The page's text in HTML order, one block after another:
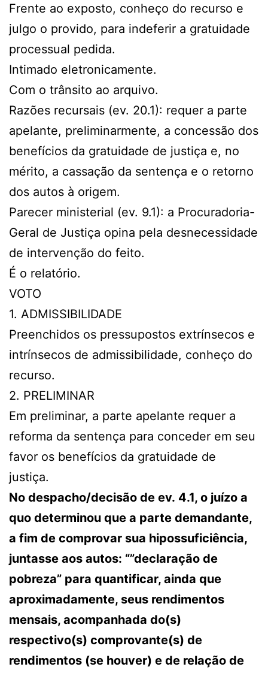
Frente ao exposto, conheço do recurso e
julgo o provido, para indeferir a gratuidade
processual pedida.
Intimado eletronicamente.
Com o trânsito ao arquivo.
Razões recursais (ev. 20.1): requer a parte
apelante, preliminarmente, a concessão dos
benefícios da gratuidade de justiça e, no
mérito, a cassação da sentença e o retorno
dos autos à origem.
Parecer ministerial (ev. 9.1): a Procuradoria-
Geral de Justiça opina pela desnecessidade
de intervenção do feito.
É o relatório.
VOTO
1. ADMISSIBILIDADE
Preenchidos os pressupostos extrínsecos e
intrínsecos de admissibilidade, conheço do
recurso.
2. PRELIMINAR
Em preliminar, a parte apelante requer a
reforma da sentença para conceder em seu
favor os benefícios da gratuidade de
justiça.
No despacho/decisão de ev. 4.1, o juízo a
quo determinou que a parte demandante,
a fim de comprovar sua hipossuficiência,
juntasse aos autos: “”declaração de
pobreza” para quantificar, ainda que
aproximadamente, seus rendimentos
mensais, acompanhada do(s)
respectivo(s) comprovante(s) de
rendimentos (se houver) e de relação de